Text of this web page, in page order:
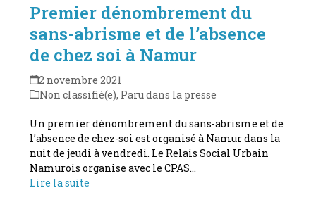
Premier dénombrement du
sans-abrisme et de l’absence
de chez soi à Namur
2 novembre 2021
Non classifié(e), Paru dans la presse
Un premier dénombrement du sans-abrisme et de
l’absence de chez-soi est organisé à Namur dans la
nuit de jeudi à vendredi. Le Relais Social Urbain
Namurois organise avec le CPAS…
Lire la suite